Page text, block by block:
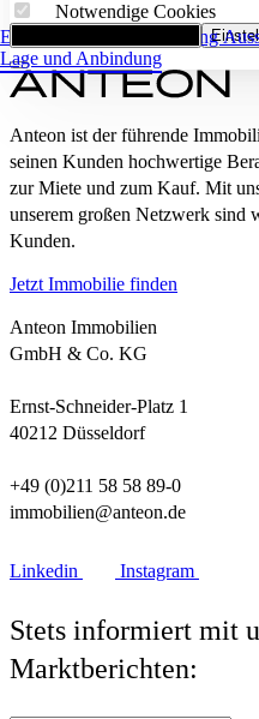
Eckdaten Flächenaufstellung
Lage und Anbindung
Notwendige Cookies
Anteon ist der führende
seinen Kunden hochwertige
zur Miete und zum Kauf. Mit
unserem großen Netzwerk sind
Kunden.
Jetzt Immobilie finden
Anteon Immobilien
GmbH & Co. KG
Ernst-Schneider-Platz 1
40212 Düsseldorf
+49 (0)211 58 58 89-0
immobilien@anteon.de
Linkedin Instagram
Stets informiert mit
Marktberichten: